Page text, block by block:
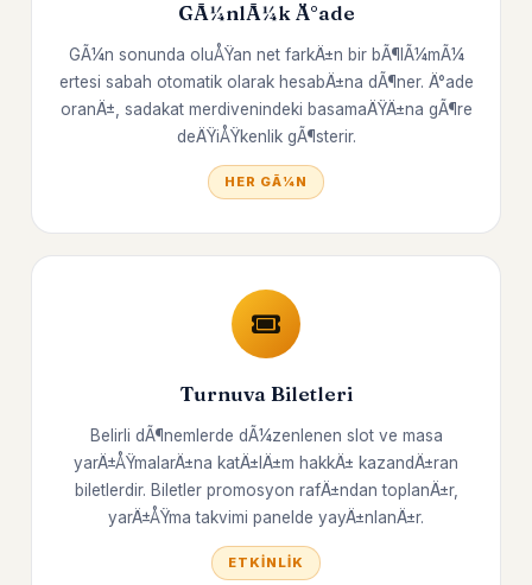
GÃ¼nlÃ¼k Ä°ade
GÃ¼n sonunda oluÅŸan net farkÄ±n bir bÃ¶lÃ¼mÃ¼
ertesi sabah otomatik olarak hesabÄ±na dÃ¶ner. Ä°ade
oranÄ±, sadakat merdivenindeki basamaÄŸÄ±na gÃ¶re
deÄŸiÅŸkenlik gÃ¶sterir.
HER GÃ¼N
Turnuva Biletleri
Belirli dÃ¶nemlerde dÃ¼zenlenen slot ve masa
yarÄ±ÅŸmalarÄ±na katÄ±lÄ±m hakkÄ± kazandÄ±ran
biletlerdir. Biletler promosyon rafÄ±ndan toplanÄ±r,
yarÄ±ÅŸma takvimi panelde yayÄ±nlanÄ±r.
ETKINLIK